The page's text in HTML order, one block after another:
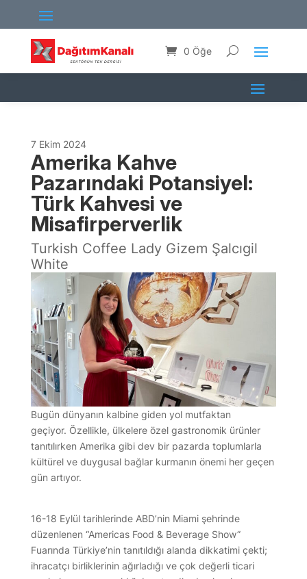
0 Öğe
7 Ekim 2024
Amerika Kahve
Pazarındaki Potansiyel:
Türk Kahvesi ve
Misafirperverlik
Turkish Coffee Lady Gizem Şalcıgil
White
Bugün dünyanın kalbine giden yol mutfaktan
geçiyor. Özellikle, ülkelere özel gastronomik ürünler
tanıtılırken Amerika gibi dev bir pazarda toplumlarla
kültürel ve duygusal bağlar kurmanın önemi her geçen
gün artıyor.
16-18 Eylül tarihlerinde ABD’nin Miami şehrinde
düzenlenen “Americas Food & Beverage Show”
Fuarında Türkiye’nin tanıtıldığı alanda dikkatimi çekti;
ihracatçı birliklerinin ağırladığı ve çok değerli ticari